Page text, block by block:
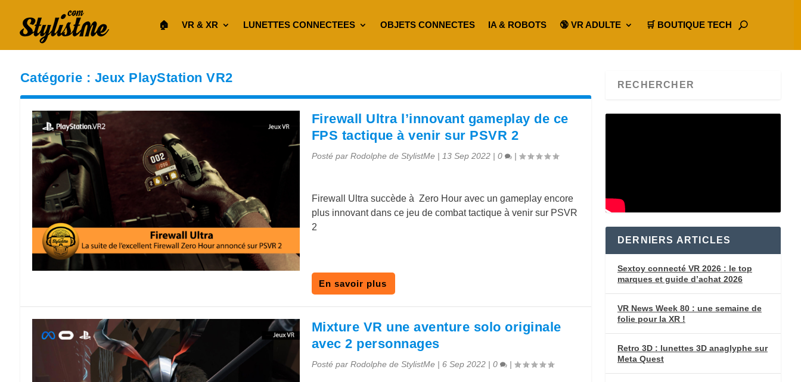
🏠︎ VR & XR LUNETTES CONNECTEES OBJETS CONNECTES IA & ROBOTS 🔞 VR ADULTE 🛒 BOUTIQUE TECH
Catégorie : Jeux PlayStation VR2
Firewall Ultra l’innovant gameplay de ce
FPS tactique à venir sur PSVR 2
Posté par Rodolphe de StylistMe| 13 Sep 2022| 0 |
Firewall Ultra succède à Zero Hour avec un gameplay encore
plus innovant dans ce jeu de combat tactique à venir sur PSVR
2
En savoir plus
Mixture VR une aventure solo originale
avec 2 personnages
Posté par Rodolphe de StylistMe| 6 Sep 2022| 0 |
DERNIERS ARTICLES
Sextoy connecté VR 2026 : le top
marques et guide d’achat 2026
VR News Week 80 : une semaine de
folie pour la XR !
Retro 3D : lunettes 3D anaglyphe sur
Meta Quest